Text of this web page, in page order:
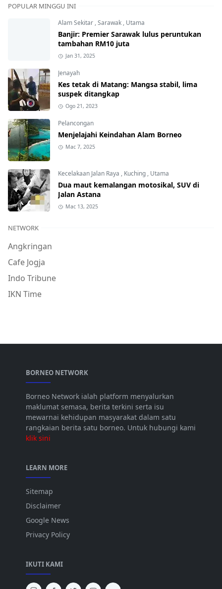
POPULAR MINGGU INI
Alam Sekitar,Sarawak, Utama
Banjir: Premier Sarawak lulus peruntukan
tambahan RM10 juta
Jan 31, 2025
Jenayah
Kes tetak di Matang: Mangsa stabil, lima
suspek ditangkap
Ogo 21, 2023
Pelancongan
Menjelajahi Keindahan Alam Borneo
Mac 7, 2025
Kecelakaan Jalan Raya , Kuching, Utama
Dua maut kemalangan motosikal, SUV di
Jalan Astana
Mac 13, 2025
NETWORK
Angkringan
Cafe Jogja
Indo Tribune
IKN Time
BORNEO NETWORK
Borneo Network ialah platform menyalurkan
maklumat semasa, berita terkini serta isu
mewarnai kehidupan masyarakat dalam satu
rangkaian berita satu borneo. Untuk hubungi kami
klik sini
LEARN MORE
Sitemap
Disclaimer
Google News
Privacy Policy
IKUTI KAMI